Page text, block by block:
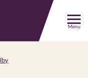
Menu